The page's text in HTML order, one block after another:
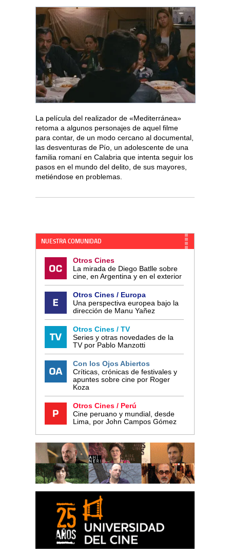
La película del realizador de «Mediterránea»
retoma a algunos personajes de aquel filme
para contar, de un modo cercano al documental,
las desventuras de Pío, un adolescente de una
familia romaní en Calabria que intenta seguir los
pasos en el mundo del delito, de sus mayores,
metiéndose en problemas.
NUESTRA COMUNIDAD
Otros Cines
La mirada de Diego Batlle sobre
cine, en Argentina y en el exterior
Otros Cines / Europa
Una perspectiva europea bajo la
dirección de Manu Yañez
Otros Cines / TV
Series y otras novedades de la
TV por Pablo Manzotti
Con los Ojos Abiertos
Críticas, crónicas de festivales y
apuntes sobre cine por Roger
Koza
Otros Cines / Perú
Cine peruano y mundial, desde
Lima, por John Campos Gómez